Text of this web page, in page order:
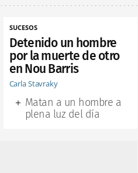
SUCESOS
Detenido un hombre
por la muerte de otro
en Nou Barris
Carla Stavraky
Matan a un hombre a
plena luz del día